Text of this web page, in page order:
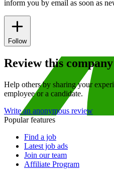
inform you by email as soon as
Follow
Review this company
Help others by sharing your
employee or a candidate.
Write an anonymous review
Popular features
Find a job
Latest job ads
Join our team
Affiliate Program